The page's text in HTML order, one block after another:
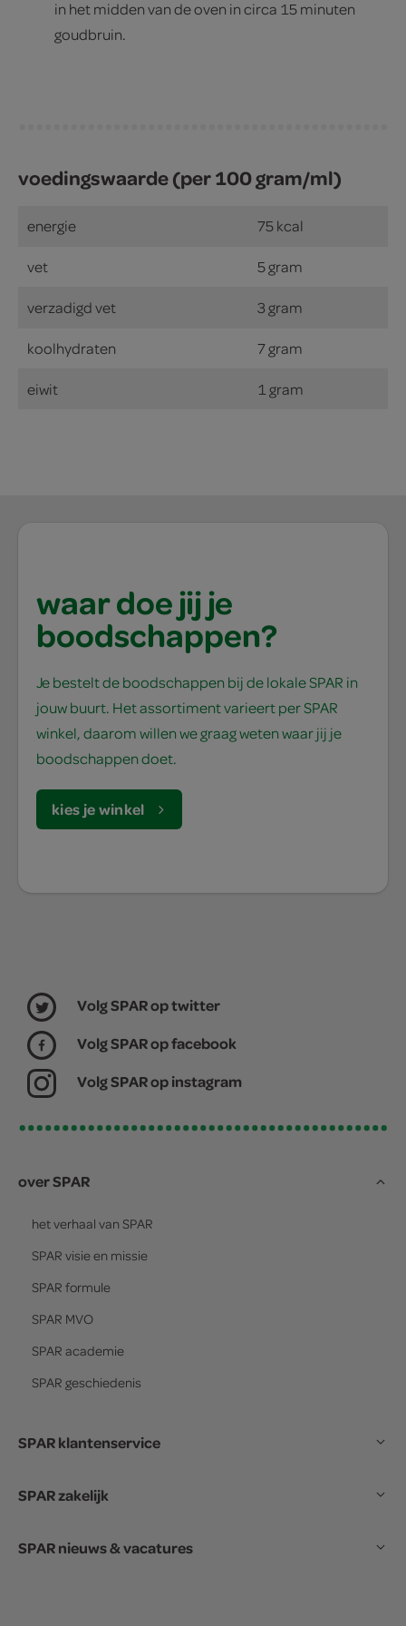
in het midden van de oven in circa 15 minuten
goudbruin.
voedingswaarde (per 100 gram/ml)
energie 75 kcal
vet 5 gram
verzadigd vet 3 gram
koolhydraten 7 gram
eiwit 1 gram
waar doe jij je
boodschappen?
Je bestelt de boodschappen bij de lokale SPAR in
jouw buurt. Het assortiment varieert per SPAR
winkel, daarom willen we graag weten waar jij je
boodschappen doet.
kies je winkel
Volg SPAR op twitter
Volg SPAR op facebook
Volg SPAR op instagram
over SPAR
het verhaal van SPAR
SPAR visie en missie
SPAR formule
SPAR MVO
SPAR academie
SPAR geschiedenis
SPAR klantenservice
SPAR zakelijk
SPAR nieuws & vacatures